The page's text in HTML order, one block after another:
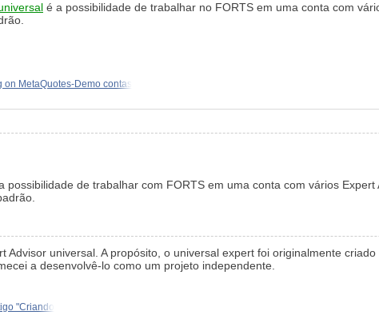
é a possibilidade de trabalhar no FORTS em uma conta com
on MetaQuotes-Demo contas
de trabalhar com FORTS em uma conta com vários
Advisor universal. A propósito, o universal expert foi originalmente
a desenvolvê-lo como um projeto independente.
"Criando